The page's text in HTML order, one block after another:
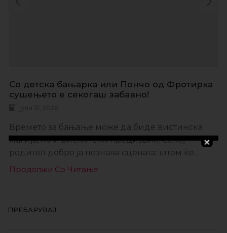
Со детска бањарка или Пончо од Фротирка
сушењето е секогаш забавно!
јули 12, 2026
Времето за бањање може да биде вистинска
магија, но и вистински предизвик. Секој
родител добро ја познава сцената: штом ќе...
Продолжи Со Читање
ПРЕБАРУВАЈ